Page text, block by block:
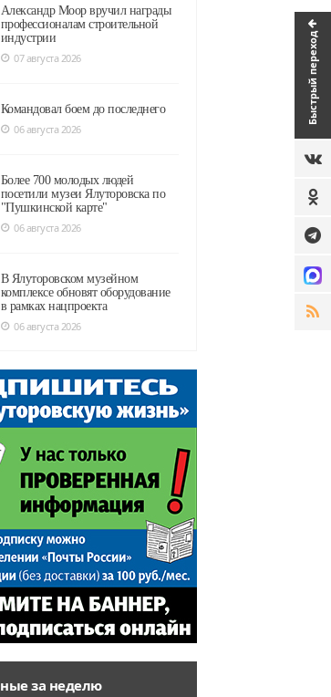
Быстрый переход
Александр Моор вручил награды
профессионалам строительной
индустрии
07 августа 2026
Командовал боем до последнего
06 августа 2026
Более 700 молодых людей
посетили музеи Ялуторовска по
"Пушкинской карте"
06 августа 2026
В Ялуторовском музейном
комплексе обновят оборудование
в рамках нацпроекта
06 августа 2026
за неделю